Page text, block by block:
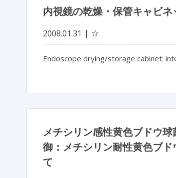
内視鏡の乾燥・保管キャビ
2008.01.31 ☆
Endoscope drying/storage cabinet:
メチシリン感性黄色ブド
御：メチシリン耐性黄色
て